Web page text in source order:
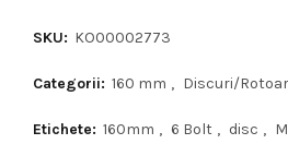
a
fost:
SKU: KO00002773
Categorii: 160 mm , Discuri/
Etichete: 160mm , 6 Bolt , disc ,